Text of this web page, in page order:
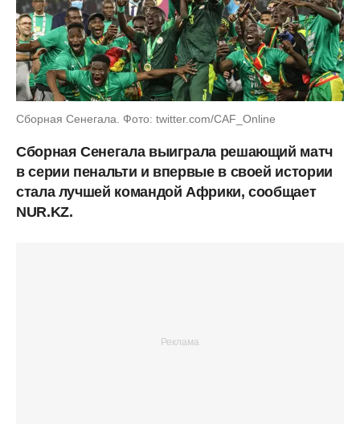
Сборная Сенегала. Фото: twitter.com/CAF_Online
Сборная Сенегала выиграла решающий матч
в серии пенальти и впервые в своей истории
стала лучшей командой Африки, сообщает
NUR.KZ.